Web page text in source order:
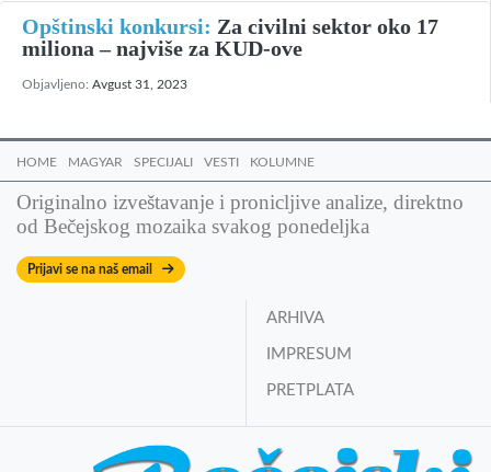
Opštinski konkursi: Za civilni sektor oko 17
miliona – najviše za KUD-ove
Objavljeno: Avgust 31, 2023
HOME MAGYAR SPECIJALI VESTI KOLUMNE
Originalno izveštavanje i pronicljive analize, direktno
od Bečejskog mozaika svakog ponedeljka
Prijavi se na naš email
ARHIVA
IMPRESUM
PRETPLATA